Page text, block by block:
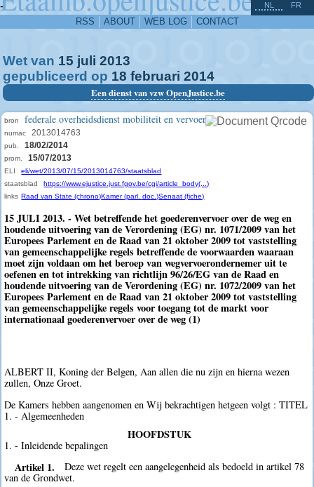
-
RSS ABOUT WEB LOG CONTACT
NL FR
Wet van 15 juli 2013
gepubliceerd op 18 februari 2014
Een dienst van vzw OpenJustice.be
bron federale overheidsdienst mobiliteit en vervoer
numac 2013014763
pub. 18/02/2014
prom. 15/07/2013
ELI
eli/wet/2013/07/15/2013014763/staatsblad
staatsblad
https://www.ejustice.just.fgov.be/cgi/article_body(...)
links Raad van State (chrono)Kamer (parl. doc.)Senaat (fiche)
15 JULI 2013. - Wet betreffende het goederenvervoer over de weg en
houdende uitvoering van de Verordening (EG) nr. 1071/2009 van het
Europees Parlement en de Raad van 21 oktober 2009 tot vaststelling
van gemeenschappelijke regels betreffende de voorwaarden waaraan
moet zijn voldaan om het beroep van wegvervoerondernemer uit te
oefenen en tot intrekking van richtlijn 96/26/EG van de Raad en
houdende uitvoering van de Verordening (EG) nr. 1072/2009 van het
Europees Parlement en de Raad van 21 oktober 2009 tot vaststelling
van gemeenschappelijke regels voor toegang tot de markt voor
internationaal goederenvervoer over de weg (1)
ALBERT II, Koning der Belgen, Aan allen die nu zijn en hierna wezen
zullen, Onze Groet.
De Kamers hebben aangenomen en Wij bekrachtigen hetgeen volgt : TITEL
1. - Algemeenheden
HOOFDSTUK
1. - Inleidende bepalingen
Artikel 1.
Deze wet regelt een aangelegenheid als bedoeld in artikel 78
van de Grondwet.
^